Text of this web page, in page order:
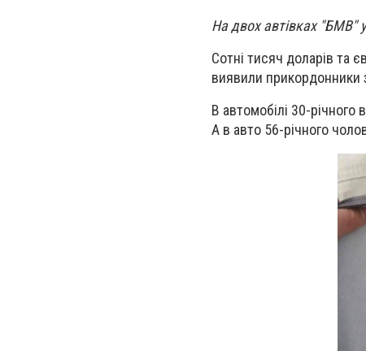
На двох автівках "БМВ"
Сотні тисяч доларів та
виявили прикордонники
В автомобілі 30-
А в авто 56-річного